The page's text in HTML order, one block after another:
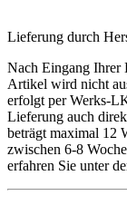
Lieferung durch
Nach Eingang Ihrer
Artikel wird nicht
erfolgt per Werks-
Lieferung auch
beträgt maximal 12
zwischen 6-8
erfahren Sie unter